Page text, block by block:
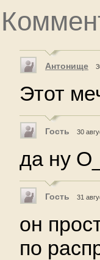
Антонище
Этот
Гость 30
да ну
Гость 31
он
по